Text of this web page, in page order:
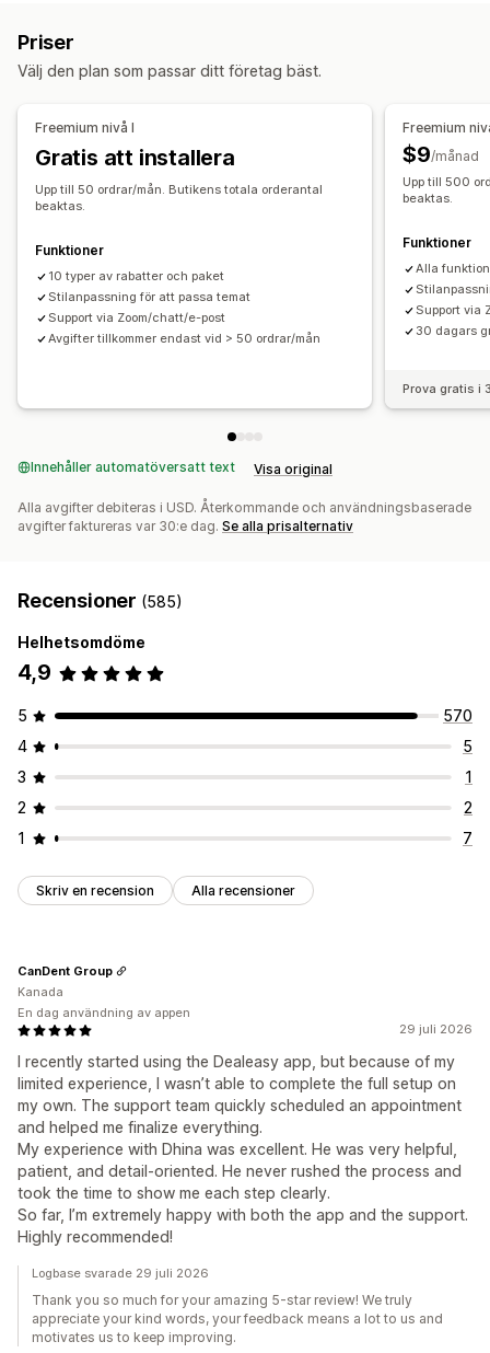
Anpassade paket
Fasta priser
Kvantitetsbaserade priser
Stegvisa mängdrabatter
Rabatter på hela varukorgen
Kvantitetsbaserade priser
Stegvisa mängdrabatter Rabattbelopp
Fri frakt
Rabatter på hela varukorgen
Belöningar
Produktpaket Merförsäljningsrabatter
Anpassade rabatter
Valutakonvertering
Kombinerade rabatter Målinriktning
Priser
Välj den plan som passar ditt företag bäst.
Freemium nivå I
Gratis att installera
Upp till 50 ordrar/mån. Butikens totala orderantal
beaktas.
Funktioner
10 typer av rabatter och paket
Stilanpassning för att passa temat
Support via Zoom/chatt/e-post
Avgifter tillkommer endast vid > 50 ordrar/mån
Freemium
$9/månad
Upp till 500
beaktas.
Funktioner
Alla
Support via
30 dagars
Prova gratis i
Innehåller automatöversatt text Visa original
Alla avgifter debiteras i USD. Återkommande och användningsbaserade
avgifter faktureras var 30:e dag. Se alla prisalternativ
Recensioner (585)
Helhetsomdöme
4,9
5
570
4
5
3
1
2
2
1
7
Skriv en recension Alla recensioner
29 juli 2026
I recently started using the Dealeasy app, but because of my
limited experience, I wasn’t able to complete the full setup on
my own. The support team quickly scheduled an appointment
and helped me finalize everything.
My experience with Dhina was excellent. He was very helpful,
patient, and detail-oriented. He never rushed the process and
took the time to show me each step clearly.
So far, I’m extremely happy with both the app and the support.
Highly recommended!
CanDent Group
Kanada
En dag användning av appen
Logbase svarade 29 juli 2026
Thank you so much for your amazing 5-star review! We truly
appreciate your kind words, your feedback means a lot to us and
motivates us to keep improving.